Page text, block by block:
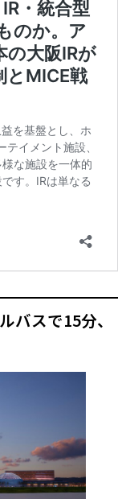
バスで15分、